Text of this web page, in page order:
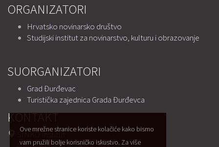
ORGANIZATORI
Hrvatsko novinarsko društvo
Studijski institut za novinarstvo, kulturu i obrazovanje
SUORGANIZATORI
Grad Đurđevac
Turistička zajednica Grada Đurđevca
KONTAKT
SINKO Institut
Ove mrežne stranice koriste kolačiće kako bismo
vam pružili bolje korisničko iskustvo. Za više